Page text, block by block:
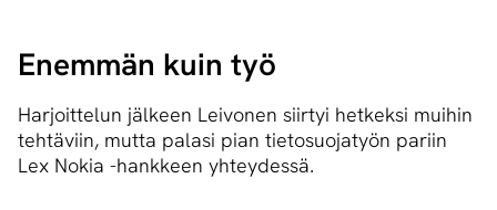
Enemmän kuin työ
Harjoittelun jälkeen Leivonen siirtyi hetkeksi muihin
tehtäviin, mutta palasi pian tietosuojatyön pariin
Lex Nokia -hankkeen yhteydessä.